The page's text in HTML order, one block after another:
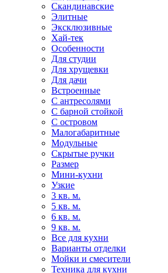
Скандинавские
Элитные
Эксклюзивные
Хай-тек
Особенности
Для студии
Для хрущевки
Для дачи
Встроенные
С антресолями
С барной стойкой
С островом
Малогабаритные
Модульные
Скрытые ручки
Размер
Мини-кухни
Узкие
3 кв. м.
5 кв. м.
6 кв. м.
9 кв. м.
Все для кухни
Варианты отделки
Мойки и смесители
Техника для кухни